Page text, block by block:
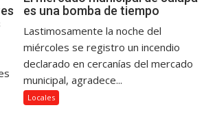
es una bomba de tiempo
Lastimosamente la noche del
miércoles se registro un incendio
declarado en cercanías del mercado
municipal, agradece...
Locales